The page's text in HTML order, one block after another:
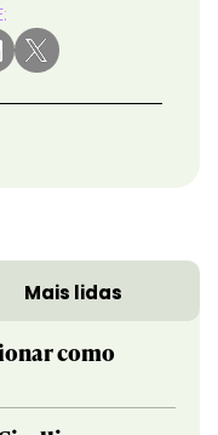
Mais lidas
como